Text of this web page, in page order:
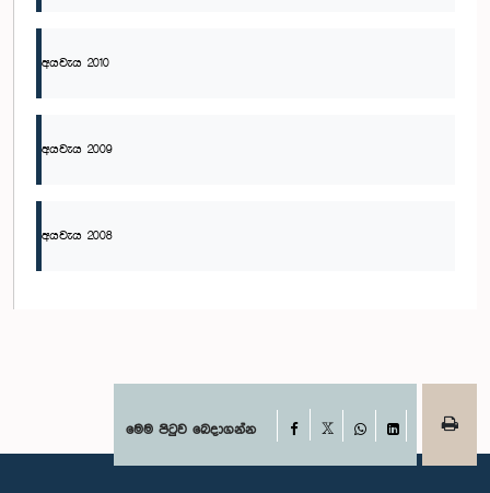
අයවැය 2010
අයවැය 2009
අයවැය 2008
මෙම පිටුව බෙදාගන්න Facebook
WhatsAppLinkedIn